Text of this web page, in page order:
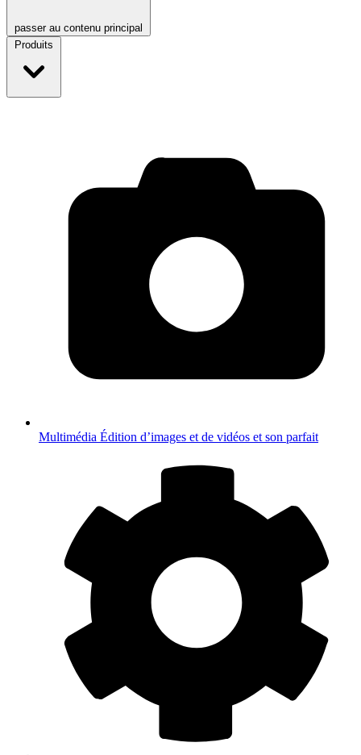
passer au contenu principal
Produits
Multimédia Édition d’images et de vidéos et son parfait